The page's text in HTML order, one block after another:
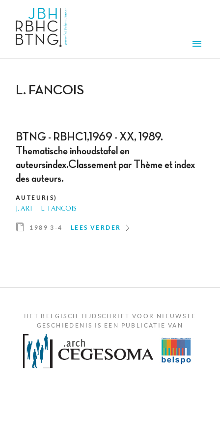
L. FANCOIS
BTNG - RBHC1,1969 - XX, 1989.
Thematische inhoudstafel en
auteursindex.Classement par Thème et index
des auteurs.
AUTEUR(S)
J. ART L. FANCOIS
1989 3-4 LEES VERDER
HET BELGISCH TIJDSCHRIFT VOOR NIEUWSTE
GESCHIEDENIS IS EEN PUBLICATIE VAN